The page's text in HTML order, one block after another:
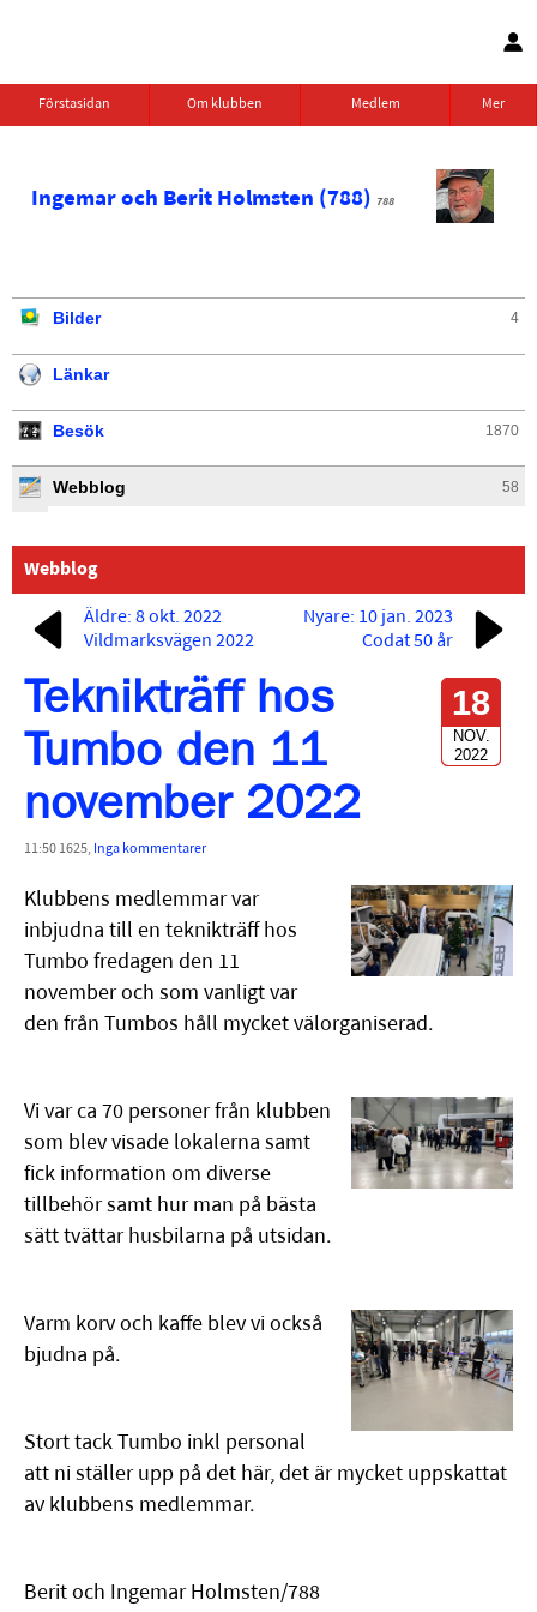
Förstasidan Om klubben Medlem Mer
Ingemar och Berit Holmsten (788) 788
4
Bilder
Länkar
1870
Besök
58
Webblog
Webblog
Äldre: 8 okt. 2022
Vildmarksvägen 2022
Nyare: 10 jan. 2023
Codat 50 år
18
NOV.
2022
Teknikträff hos
Tumbo den 11
november 2022
11:50 1625, Inga kommentarer
Klubbens medlemmar var
inbjudna till en teknikträff hos
Tumbo fredagen den 11
november och som vanligt var
den från Tumbos håll mycket välorganiserad.
Vi var ca 70 personer från klubben
som blev visade lokalerna samt
fick information om diverse
tillbehör samt hur man på bästa
sätt tvättar husbilarna på utsidan.
Varm korv och kaffe blev vi också
bjudna på.
Stort tack Tumbo inkl personal
att ni ställer upp på det här, det är mycket uppskattat
av klubbens medlemmar.
Berit och Ingemar Holmsten/788